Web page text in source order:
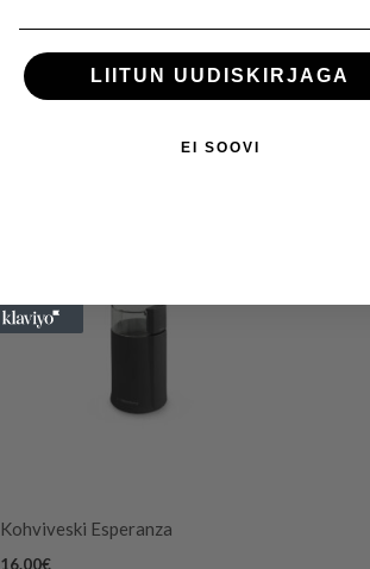
Kohviveski Esperanza
16.00€
LIITUN UUDISKIRJAGA
EI SOOVI